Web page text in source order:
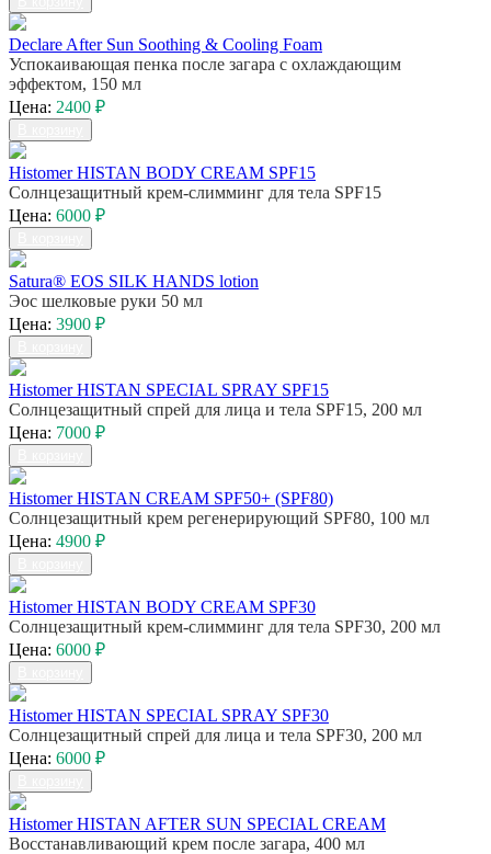
Declare After Sun Soothing & Cooling Foam
Успокаивающая пенка после загара с охлаждающим
эффектом, 150 мл
Цена: 2400 ₽
Histomer HISTAN BODY CREAM SPF15
Солнцезащитный крем-слимминг для тела SPF15
Цена: 6000 ₽
Satura® EOS SILK HANDS lotion
Эос шелковые руки 50 мл
Цена: 3900 ₽
Histomer HISTAN SPECIAL SPRAY SPF15
Солнцезащитный спрей для лица и тела SPF15, 200 мл
Цена: 7000 ₽
Histomer HISTAN CREAM SPF50+ (SPF80)
Солнцезащитный крем регенерирующий SPF80, 100 мл
Цена: 4900 ₽
Histomer HISTAN BODY CREAM SPF30
Солнцезащитный крем-слимминг для тела SPF30, 200 мл
Цена: 6000 ₽
Histomer HISTAN SPECIAL SPRAY SPF30
Солнцезащитный спрей для лица и тела SPF30, 200 мл
Цена: 6000 ₽
Histomer HISTAN AFTER SUN SPECIAL CREAM
Восстанавливающий крем после загара, 400 мл